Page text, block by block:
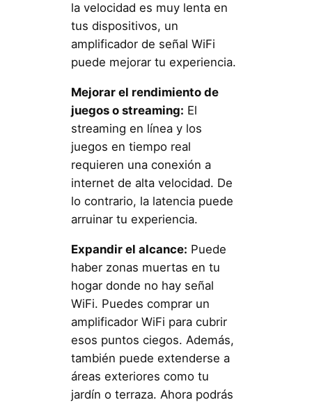
la velocidad es muy lenta en
tus dispositivos, un
amplificador de señal WiFi
puede mejorar tu experiencia.
Mejorar el rendimiento de
juegos o streaming: El
streaming en línea y los
juegos en tiempo real
requieren una conexión a
internet de alta velocidad. De
lo contrario, la latencia puede
arruinar tu experiencia.
Expandir el alcance: Puede
haber zonas muertas en tu
hogar donde no hay señal
WiFi. Puedes comprar un
amplificador WiFi para cubrir
esos puntos ciegos. Además,
también puede extenderse a
áreas exteriores como tu
jardín o terraza. Ahora podrás